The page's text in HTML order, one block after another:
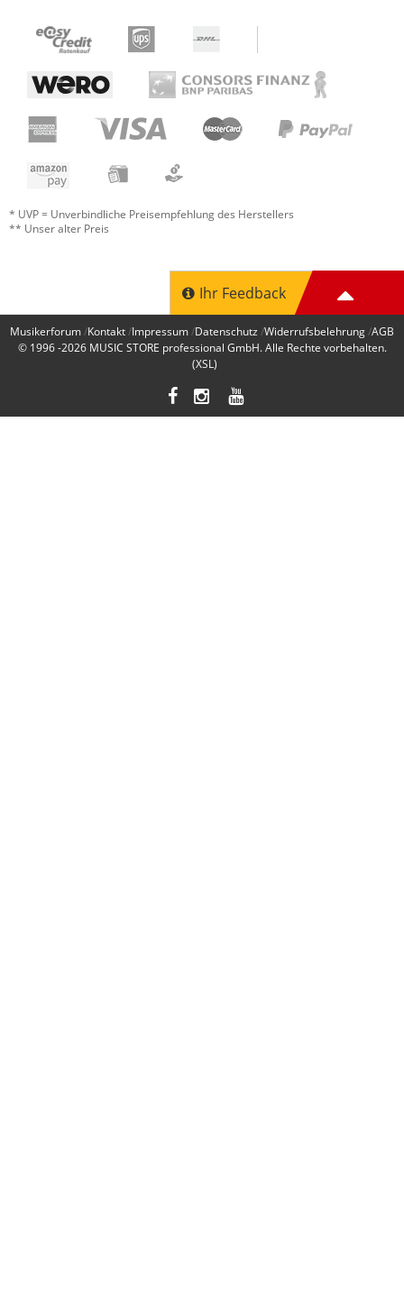
* UVP = Unverbindliche Preisempfehlung des Herstellers
** Unser alter Preis
Ihr Feedback
Musikerforum Kontakt Impressum Datenschutz Widerrufsbelehrung AGB
© 1996 -2026 MUSIC STORE professional GmbH. Alle Rechte vorbehalten.
(XSL)